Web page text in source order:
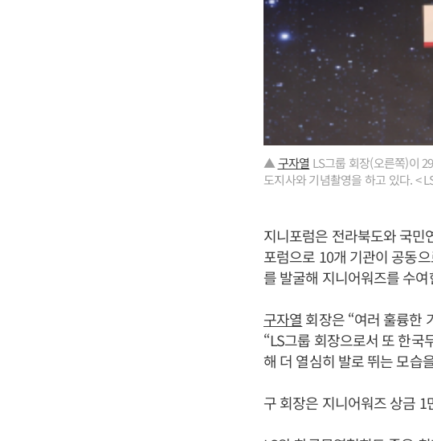
▲구자열 LS그룹 회장(오른쪽)이
도지사와 기념촬영을 하고 있다. <
지니포럼은 전라북도와 국민
포럼으로 10개 기관이 공동
를 발굴해 지니어워즈를 수여
구자열 회장은 “여러 훌륭한
“LS그룹 회장으로서 또 한국
해 더 열심히 발로 뛰는 모습
구 회장은 지니어워즈 상금